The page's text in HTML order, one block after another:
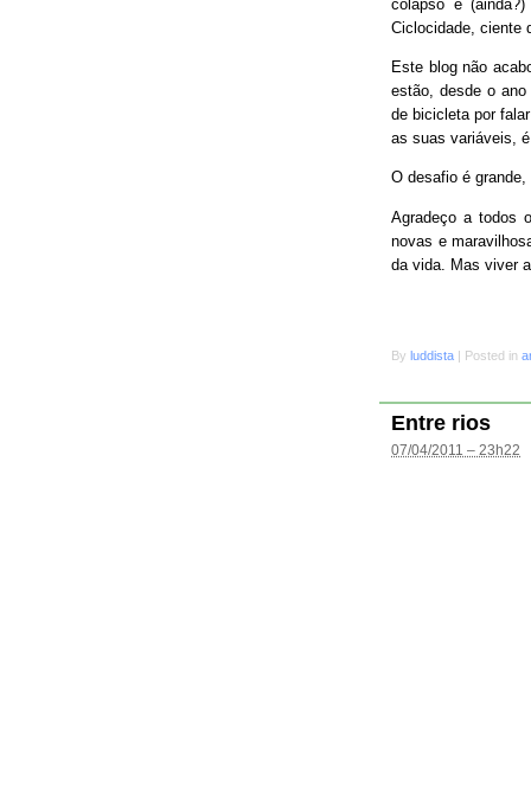
colapso e
Ciclocidade, ciente
Este blog não
estão, desde o ano
de bicicleta por
as suas variáveis,
O desafio é
Agradeço a todos
novas e
da vida. Mas viver
By luddista | Posted in
Entre rios
07/04/2011 – 23h22